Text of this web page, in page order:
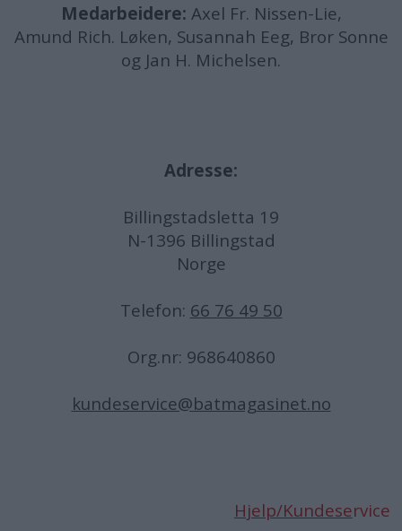
Medarbeidere: Axel Fr. Nissen-Lie,
Amund Rich. Løken, Susannah Eeg, Bror Sonne
og Jan H. Michelsen.
Adresse:
Billingstadsletta 19
N-1396 Billingstad
Norge
Telefon: 66 76 49 50
Org.nr: 968640860
kundeservice@batmagasinet.no
Hjelp/Kundeservice